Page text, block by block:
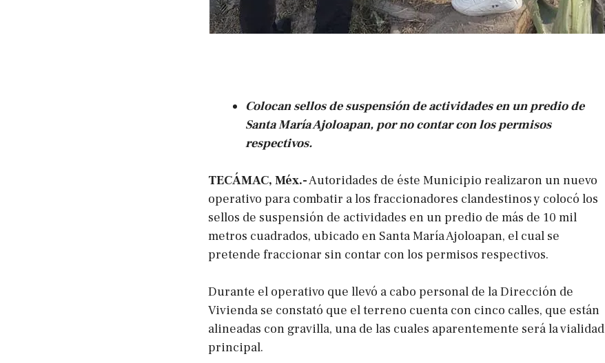
Colocan sellos de suspensión de actividades en un predio de
Santa María Ajoloapan, por no contar con los permisos
respectivos.
TECÁMAC, Méx.-Autoridades de éste Municipio realizaron un nuevo
operativo para combatir a los fraccionadores clandestinos y colocó los
sellos de suspensión de actividades en un predio de más de 10 mil
metros cuadrados, ubicado en Santa María Ajoloapan, el cual se
pretende fraccionar sin contar con los permisos respectivos.
Durante el operativo que llevó a cabo personal de la Dirección de
Vivienda se constató que el terreno cuenta con cinco calles, que están
alineadas con gravilla, una de las cuales aparentemente será la vialidad
principal.